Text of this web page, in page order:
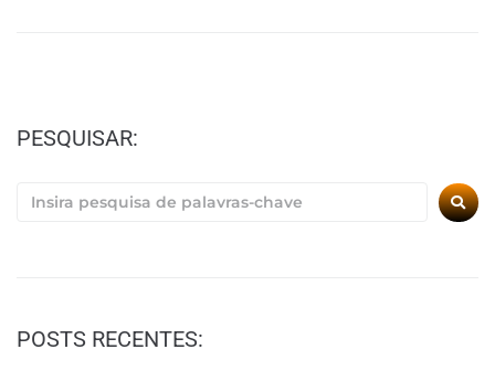
PESQUISAR:
POSTS RECENTES: